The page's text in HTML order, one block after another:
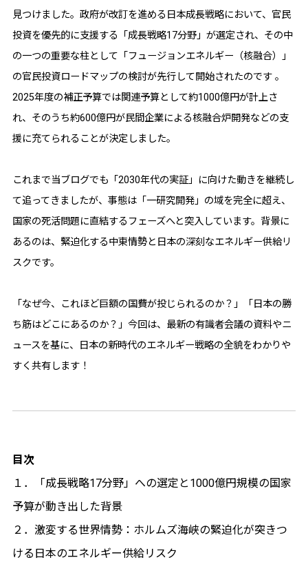
見つけました。政府が改訂を進める日本成長戦略において、官民
投資を優先的に支援する「成長戦略17分野」が選定され、その中
の一つの重要な柱として「フュージョンエネルギー（核融合）」
の官民投資ロードマップの検討が先行して開始されたのです 。
2025年度の補正予算では関連予算として約1000億円が計上さ
れ、そのうち約600億円が民間企業による核融合炉開発などの支
援に充てられることが決定しました。
これまで当ブログでも「2030年代の実証」に向けた動きを継続し
て追ってきましたが、事態は「一研究開発」の域を完全に超え、
国家の死活問題に直結するフェーズへと突入しています。背景に
あるのは、緊迫化する中東情勢と日本の深刻なエネルギー供給リ
スクです。
「なぜ今、これほど巨額の国費が投じられるのか？」「日本の勝
ち筋はどこにあるのか？」今回は、最新の有識者会議の資料やニ
ュースを基に、日本の新時代のエネルギー戦略の全貌をわかりや
すく共有します！
目次
１．「成長戦略17分野」への選定と1000億円規模の国家
予算が動き出した背景
２．激変する世界情勢：ホルムズ海峡の緊迫化が突きつ
ける日本のエネルギー供給リスク